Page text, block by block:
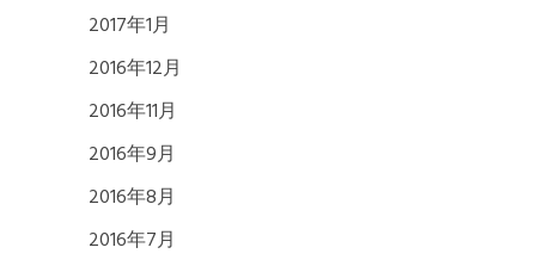
2017年1月
2016年12月
2016年11月
2016年9月
2016年8月
2016年7月